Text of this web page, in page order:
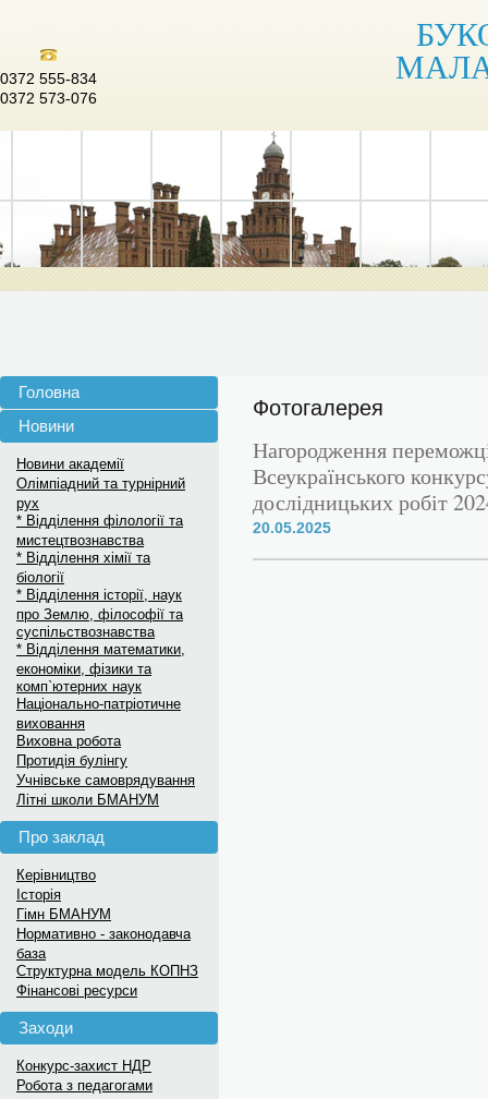
0372 555-834
0372 573-076
Головна
Новини
Новини академії
Олімпіадний та турнірний
рух
* Відділення філології та
мистецтвознавства
* Відділення хімії та
біології
* Відділення історії, наук
про Землю, філософії та
суспільствознавства
* Відділення математики,
економіки, фізики та
комп`ютерних наук
Національно-патріотичне
виховання
Виховна робота
Протидія булінгу
Учнівське самоврядування
Літні школи БМАНУМ
Про заклад
Керівництво
Історія
Гімн БМАНУМ
Нормативно - законодавча
база
Структурна модель КОПНЗ
Фінансові ресурси
Заходи
Конкурс-захист НДР
Робота з педагогами
Фотогалерея
Нагородження
Всеукраїнського
дослідницьких робіт
20.05.2025